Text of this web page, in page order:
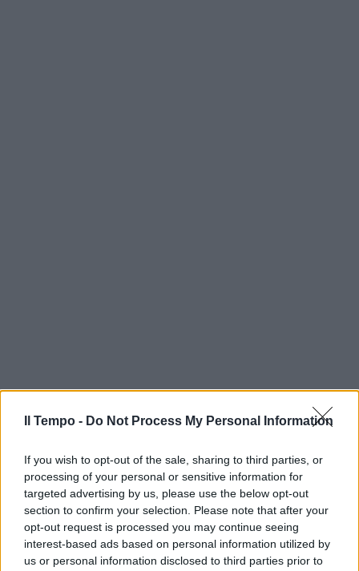
Il Tempo - Do Not Process My Personal Information
If you wish to opt-out of the sale, sharing to third parties, or
processing of your personal or sensitive information for
targeted advertising by us, please use the below opt-out
section to confirm your selection. Please note that after your
opt-out request is processed you may continue seeing
interest-based ads based on personal information utilized by
us or personal information disclosed to third parties prior to